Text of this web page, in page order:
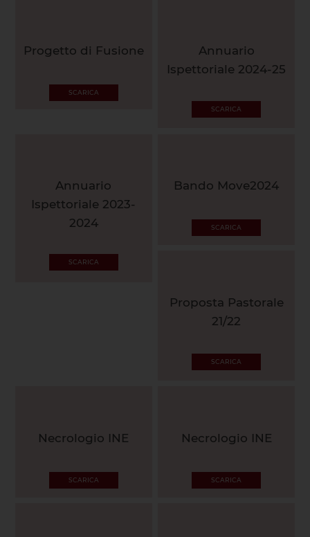
Progetto di Fusione
SCARICA
Annuario
Ispettoriale 2024-25
SCARICA
Annuario
Ispettoriale 2023-
2024
SCARICA
Bando Move2024
SCARICA
Proposta Pastorale
21/22
SCARICA
Necrologio INE
SCARICA
Necrologio INE
SCARICA